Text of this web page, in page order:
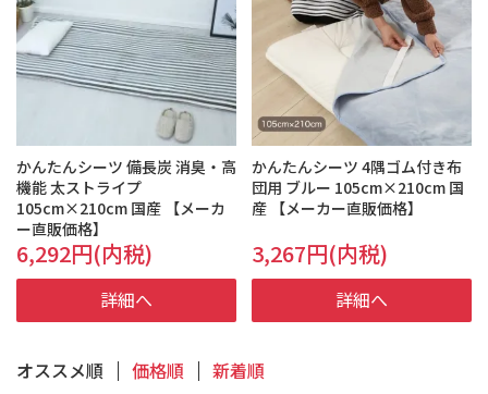
かんたんシーツ 備長炭 消臭・高
機能 太ストライプ
105cm×210cm 国産 【メーカ
ー直販価格】
6,292円(内税)
詳細へ
かんたんシーツ 4隅ゴム付き布
団用 ブルー 105cm×210cm 国
産 【メーカー直販価格】
3,267円(内税)
詳細へ
オススメ順 価格順
新着順